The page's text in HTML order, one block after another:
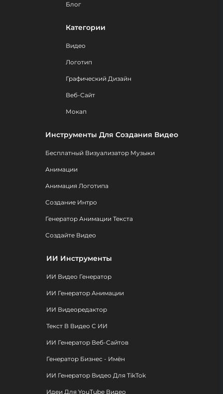
Блог
Категории
Видео
Логотип
Графический Дизайн
Веб-Сайт
Мокап
Инструменты Для Создания Видео
Бесплатный Визуализатор Музыки
Анимации
Анимация Логотипа
Создание Интро
Генератор Анимации Текста
Создайте Видео
ИИ Инструменты
ИИ Видео Генератор
ИИ Генератор Анимации
ИИ Видеоредактор
Текст В Видео С ИИ
ИИ Генератор Веб-Сайтов
Генератор Бизнес - Имён
ИИ Генератор Видео Для TikTok
Идеи Для YouTube Видео